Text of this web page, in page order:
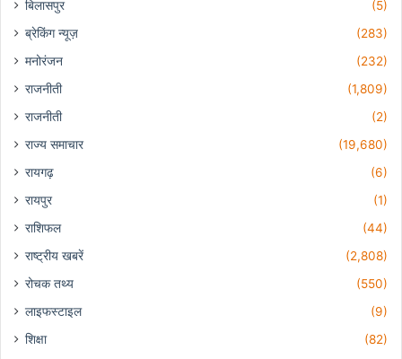
बिलासपुर
(5)
ब्रेकिंग न्यूज़
(283)
मनोरंजन
(232)
राजनीती
(1,809)
राजनीती
(2)
राज्य समाचार
(19,680)
रायगढ़
(6)
रायपुर
(1)
राशिफल
(44)
राष्ट्रीय खबरें
(2,808)
रोचक तथ्य
(550)
लाइफस्टाइल
(9)
शिक्षा
(82)